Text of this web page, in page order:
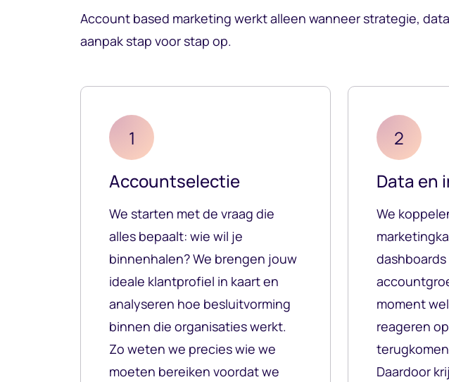
Account based marketing werkt alleen wanneer strategie,
aanpak stap voor stap op.
1
Accountselectie
We starten met de vraag die
alles bepaalt: wie wil je
binnenhalen? We brengen jouw
ideale klantprofiel in kaart en
analyseren hoe besluitvorming
binnen die organisaties werkt.
Zo weten we precies wie we
moeten bereiken voordat we
2
Data en
We
moment
reageren
Daardoor